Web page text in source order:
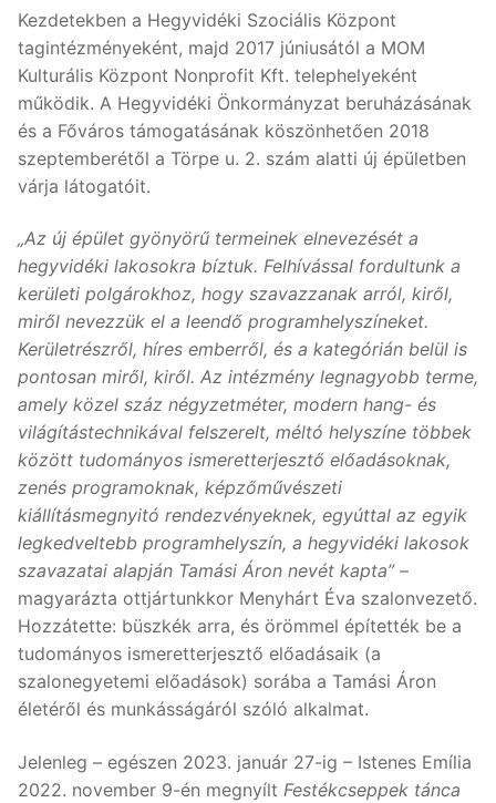
Kezdetekben a Hegyvidéki Szociális Központ
tagintézményeként, majd 2017 júniusától a MOM
Kulturális Központ Nonprofit Kft. telephelyeként
működik. A Hegyvidéki Önkormányzat beruházásának
és a Főváros támogatásának köszönhetően 2018
szeptemberétől a Törpe u. 2. szám alatti új épületben
várja látogatóit.
„Az új épület gyönyörű termeinek elnevezését a
hegyvidéki lakosokra bíztuk. Felhívással fordultunk a
kerületi polgárokhoz, hogy szavazzanak arról, kiről,
miről nevezzük el a leendő programhelyszíneket.
Kerületrészről, híres emberről, és a kategórián belül is
pontosan miről, kiről. Az intézmény legnagyobb terme,
amely közel száz négyzetméter, modern hang- és
világítástechnikával felszerelt, méltó helyszíne többek
között tudományos ismeretterjesztő előadásoknak,
zenés programoknak, képzőművészeti
kiállításmegnyitó rendezvényeknek, egyúttal az egyik
legkedveltebb programhelyszín, a hegyvidéki lakosok
szavazatai alapján Tamási Áron nevét kapta”–
magyarázta ottjártunkkor Menyhárt Éva szalonvezető.
Hozzátette: büszkék arra, és örömmel építették be a
tudományos ismeretterjesztő előadásaik (a
szalonegyetemi előadások) sorába a Tamási Áron
életéről és munkásságáról szóló alkalmat.
Jelenleg – egészen 2023. január 27-ig – Istenes Emília
2022. november 9-én megnyílt Festékcseppek tánca